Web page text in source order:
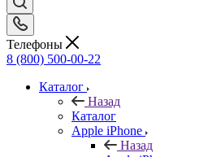
Телефоны
8 (800) 500-00-22
Каталог
Назад
Каталог
Apple iPhone
Назад